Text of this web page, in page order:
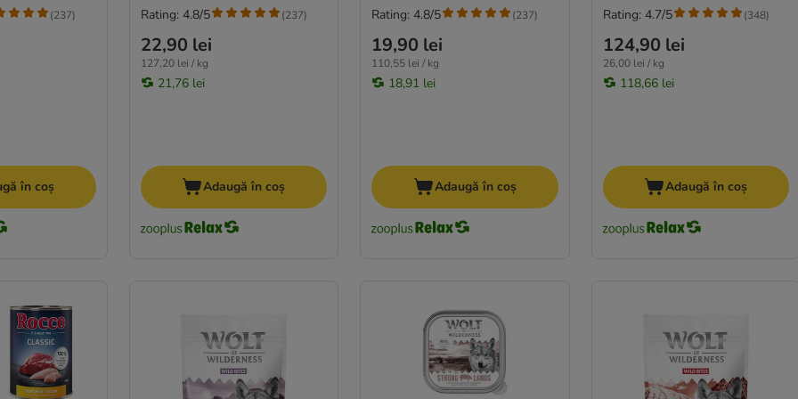
(237)
în coș
22,90 lei
127,20 lei / kg
21,76 lei
Rating: 4.8/5 (237)
Adaugă în coș
19,90 lei
110,55 lei / kg
18,91 lei
Rating: 4.8/5 (237)
Adaugă în coș
124,90 lei
26,00 lei / kg
118,66 lei
Rating: 4.7/5 (348)
Adaugă în coș